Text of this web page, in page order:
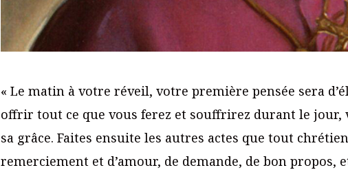
« Le matin à votre réveil, votre première pensée sera
offrir tout ce que vous ferez et souffrirez durant le jour,
sa grâce. Faites ensuite les autres actes que tout
remerciement et d’amour, de demande, de bon propos,